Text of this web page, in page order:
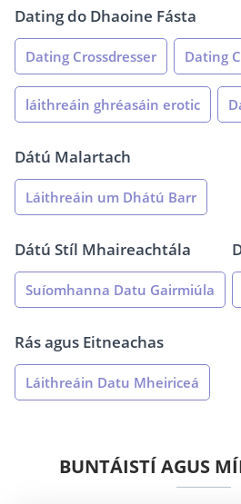
Dating do Dhaoine Fásta
Dating Crossdresser Dating
láithreáin ghréasáin erotic
Dátú Malartach
Láithreáin um Dhátú Barr
Dátú Stíl Mhaireachtála
Suíomhanna Datu Gairmiúla
Rás agus Eitneachas
Láithreáin Datu Mheiriceá
BUNTÁISTÍ AGUS